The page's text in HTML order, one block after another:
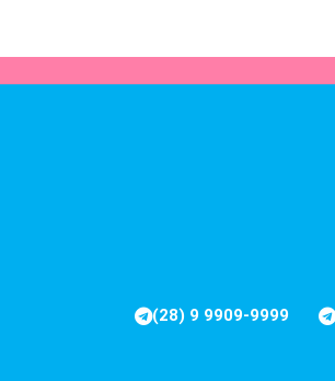
(28) 9 9909-9999